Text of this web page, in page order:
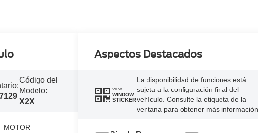
Código del
Modelo:
X2X
MOTOR
Aspectos Destacados
VIEW
WINDOW
STICKER
La disponibilidad de funciones está
sujeta a la configuración final del
vehículo. Consulte la etiqueta de la
ventana para obtener más información.